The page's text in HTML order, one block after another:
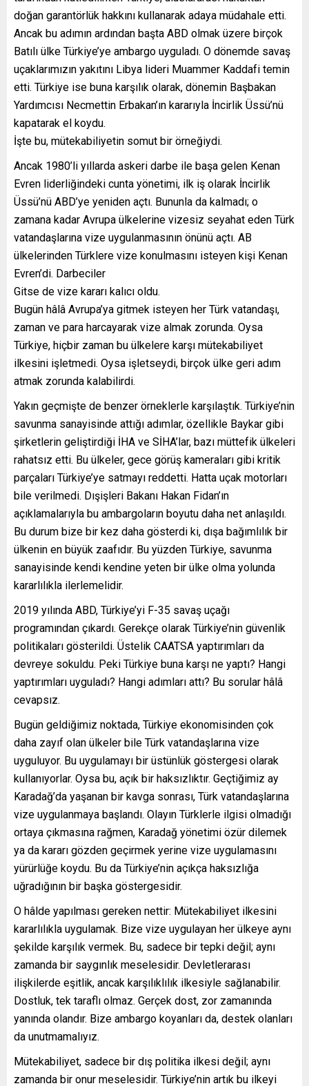
doğan garantörlük hakkını kullanarak adaya müdahale etti.
Ancak bu adımın ardından başta ABD olmak üzere birçok
Batılı ülke Türkiye’ye ambargo uyguladı. O dönemde savaş
uçaklarımızın yakıtını Libya lideri Muammer Kaddafi temin
etti. Türkiye ise buna karşılık olarak, dönemin Başbakan
Yardımcısı Necmettin Erbakan’ın kararıyla İncirlik Üssü’nü
kapatarak el koydu.
İşte bu, mütekabiliyetin somut bir örneğiydi.
Ancak 1980’li yıllarda askeri darbe ile başa gelen Kenan
Evren liderliğindeki cunta yönetimi, ilk iş olarak İncirlik
Üssü’nü ABD’ye yeniden açtı. Bununla da kalmadı; o
zamana kadar Avrupa ülkelerine vizesiz seyahat eden Türk
vatandaşlarına vize uygulanmasının önünü açtı. AB
ülkelerinden Türklere vize konulmasını isteyen kişi Kenan
Evren’di. Darbeciler
Gitse de vize kararı kalıcı oldu.
Bugün hâlâ Avrupa’ya gitmek isteyen her Türk vatandaşı,
zaman ve para harcayarak vize almak zorunda. Oysa
Türkiye, hiçbir zaman bu ülkelere karşı mütekabiliyet
ilkesini işletmedi. Oysa işletseydi, birçok ülke geri adım
atmak zorunda kalabilirdi.
Yakın geçmişte de benzer örneklerle karşılaştık. Türkiye’nin
savunma sanayisinde attığı adımlar, özellikle Baykar gibi
şirketlerin geliştirdiği İHA ve SİHA’lar, bazı müttefik ülkeleri
rahatsız etti. Bu ülkeler, gece görüş kameraları gibi kritik
parçaları Türkiye’ye satmayı reddetti. Hatta uçak motorları
bile verilmedi. Dışişleri Bakanı Hakan Fidan’ın
açıklamalarıyla bu ambargoların boyutu daha net anlaşıldı.
Bu durum bize bir kez daha gösterdi ki, dışa bağımlılık bir
ülkenin en büyük zaafıdır. Bu yüzden Türkiye, savunma
sanayisinde kendi kendine yeten bir ülke olma yolunda
kararlılıkla ilerlemelidir.
2019 yılında ABD, Türkiye’yi F-35 savaş uçağı
programından çıkardı. Gerekçe olarak Türkiye’nin güvenlik
politikaları gösterildi. Üstelik CAATSA yaptırımları da
devreye sokuldu. Peki Türkiye buna karşı ne yaptı? Hangi
yaptırımları uyguladı? Hangi adımları attı? Bu sorular hâlâ
cevapsız.
Bugün geldiğimiz noktada, Türkiye ekonomisinden çok
daha zayıf olan ülkeler bile Türk vatandaşlarına vize
uyguluyor. Bu uygulamayı bir üstünlük göstergesi olarak
kullanıyorlar. Oysa bu, açık bir haksızlıktır. Geçtiğimiz ay
Karadağ’da yaşanan bir kavga sonrası, Türk vatandaşlarına
vize uygulanmaya başlandı. Olayın Türklerle ilgisi olmadığı
ortaya çıkmasına rağmen, Karadağ yönetimi özür dilemek
ya da kararı gözden geçirmek yerine vize uygulamasını
yürürlüğe koydu. Bu da Türkiye’nin açıkça haksızlığa
uğradığının bir başka göstergesidir.
O hâlde yapılması gereken nettir: Mütekabiliyet ilkesini
kararlılıkla uygulamak. Bize vize uygulayan her ülkeye aynı
şekilde karşılık vermek. Bu, sadece bir tepki değil; aynı
zamanda bir saygınlık meselesidir. Devletlerarası
ilişkilerde eşitlik, ancak karşılıklılık ilkesiyle sağlanabilir.
Dostluk, tek taraflı olmaz. Gerçek dost, zor zamanında
yanında olandır. Bize ambargo koyanları da, destek olanları
da unutmamalıyız.
Mütekabiliyet, sadece bir dış politika ilkesi değil; aynı
zamanda bir onur meselesidir. Türkiye’nin artık bu ilkeyi